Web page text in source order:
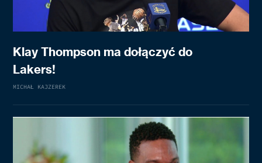
Klay Thompson ma dołączyć do
Lakers!
MICHAŁ KAJZEREK